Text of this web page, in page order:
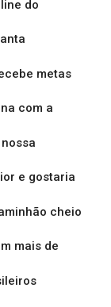
do
metas
com a
e gostaria
cheio
mais de